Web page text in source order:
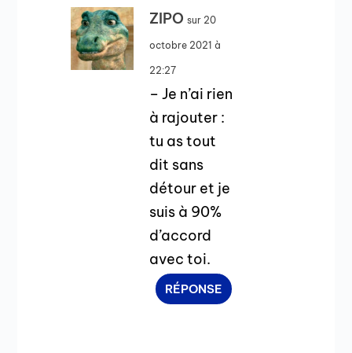
ZIPO sur 20
octobre 2021 à
22:27
– Je n’ai rien
à rajouter :
tu as tout
dit sans
détour et je
suis à 90%
d’accord
avec toi.
RÉPONSE